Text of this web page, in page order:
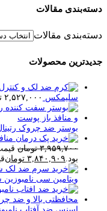
دسته‌بندی مقالات
دسته‌بندی مقالات
جدیدترین محصولات
سلیمکس ۲,۵۲۷,۰۰۰
بوستر ضد چروک
۳,۹۵۹,۷۰۰ تومان
بود.۳,۸۴۰,۹۰۹ تومان
ویتامین سی نامبوزین